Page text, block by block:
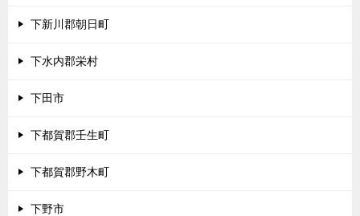
下新川郡朝日町
下水内郡栄村
下田市
下都賀郡壬生町
下都賀郡野木町
下野市